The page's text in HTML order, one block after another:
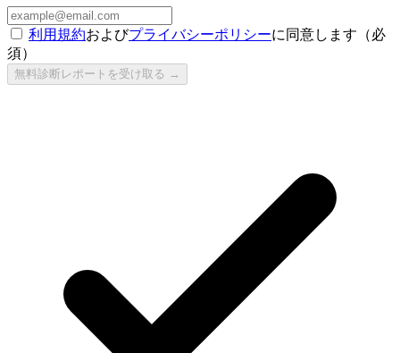
利用規約およびプライバシーポリシーに同意します（必
須）
無料診断レポートを受け取る →